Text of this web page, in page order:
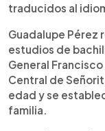
traducidos al
Guadalupe Pérez
estudios de
General
Central de
edad y se
familia.